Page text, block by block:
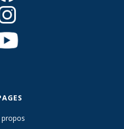
propos